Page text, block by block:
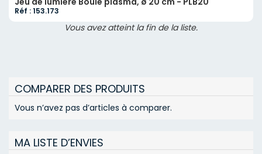
Réf : 153.173
Vous avez atteint la fin de la liste.
COMPARER DES PRODUITS
Vous n’avez pas d’articles à comparer.
MA LISTE D’ENVIES